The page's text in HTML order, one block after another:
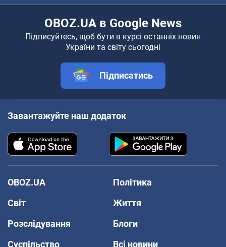
OBOZ.UA в Google News
Підписуйтесь, щоб бути в курсі останніх новин
України та світу сьогодні
Підписатись
Завантажуйте наш додаток
OBOZ.UA
Політика
Світ
Життя
Розслідування
Блоги
Суспільство
Всі новини